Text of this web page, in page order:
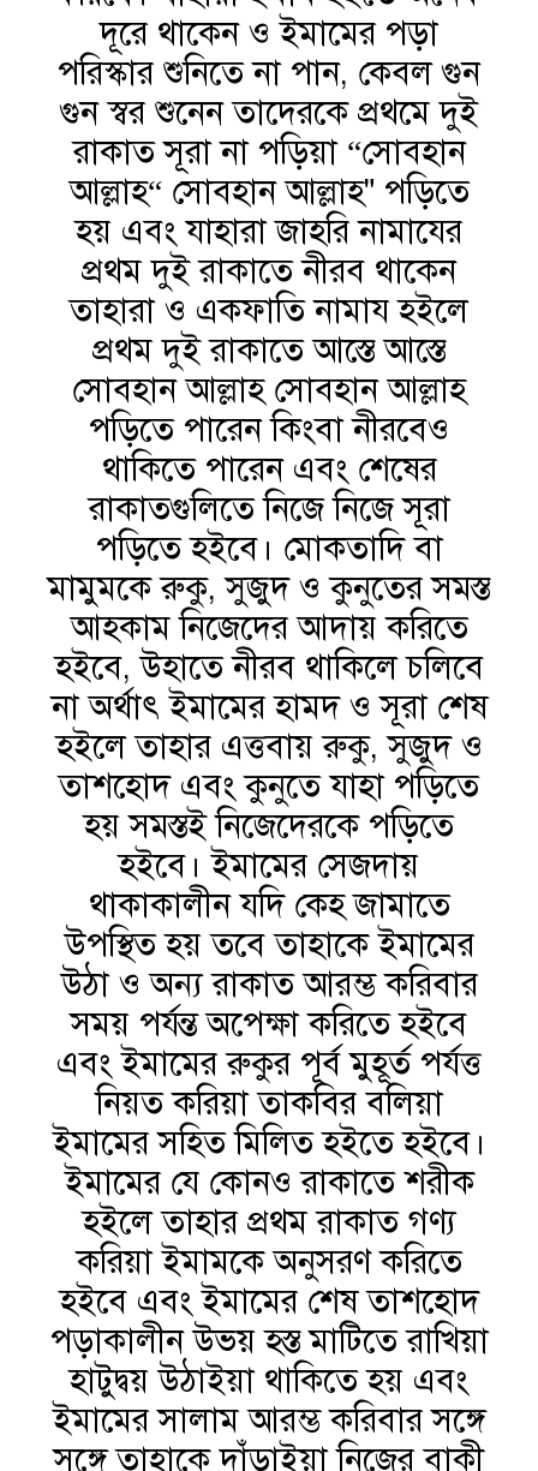
দূরে থাকেন ও ইমামের পড়া
পরিস্কার শুনিতে না পান, কেবল গুন
গুন স্বর শুনেন তাদেরকে প্রথমে দুই
রাকাত সূরা না পড়িয়া “সোবহান
আল্লাহ“ সোবহান আল্লাহ" পড়িতে
হয় এবং যাহারা জাহরি নামাযের
প্রথম দুই রাকাতে নীরব থাকেন
তাহারা ও একফাতি নামায হইলে
প্রথম দুই রাকাতে আস্তে আস্তে
সোবহান আল্লাহ সোবহান আল্লাহ
পড়িতে পারেন কিংবা নীরবেও
থাকিতে পারেন এবং শেষের
রাকাতগুলিতে নিজে নিজে সূরা
পড়িতে হইবে। মোকতাদি বা
মামুমকে রুকু, সুজুদ ও কুনুতের সমস্ত
আহকাম নিজেদের আদায় করিতে
হইবে, উহাতে নীরব থাকিলে চলিবে
না অর্থাৎ ইমামের হামদ ও সূরা শেষ
হইলে তাহার এত্তবায় রুকু, সুজুদ ও
তাশহোদ এবং কুনুতে যাহা পড়িতে
হয় সমস্তই নিজেদেরকে পড়িতে
হইবে। ইমামের সেজদায়
থাকাকালীন যদি কেহ জামাতে
উপস্থিত হয় তবে তাহাকে ইমামের
উঠা ও অন্য রাকাত আরম্ভ করিবার
সময় পর্যন্ত অপেক্ষা করিতে হইবে
এবং ইমামের রুকুর পূর্ব মুহূর্ত পর্যত্ত
নিয়ত করিয়া তাকবির বলিয়া
ইমামের সহিত মিলিত হইতে হইবে।
ইমামের যে কোনও রাকাতে শরীক
হইলে তাহার প্রথম রাকাত গণ্য
করিয়া ইমামকে অনুসরণ করিতে
হইবে এবং ইমামের শেষ তাশহোদ
পড়াকালীন উভয় হস্ত মাটিতে রাখিয়া
হাটুদ্বয় উঠাইয়া থাকিতে হয় এবং
ইমামের সালাম আরম্ভ করিবার সঙ্গে
সঙ্গে তাহাকে দাঁড়াইয়া নিজের বাকী